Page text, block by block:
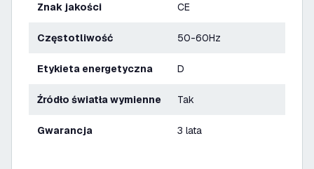
Znak jakości CE
Częstotliwość 50-60Hz
Etykieta energetyczna D
Źródło światła wymienne Tak
Gwarancja 3 lata